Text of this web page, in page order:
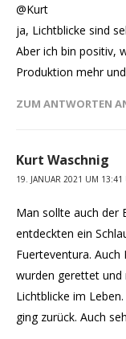
@Kurt
ja, Lichtblicke sind
Aber ich bin positiv,
Produktion mehr
ZUM ANTWORTEN
Kurt Waschnig
19. JANUAR 2021 UM 13:41
Man sollte auch der
entdeckten ein
Fuerteventura. Auch
wurden gerettet und
Lichtblicke im
ging zurück. Auch